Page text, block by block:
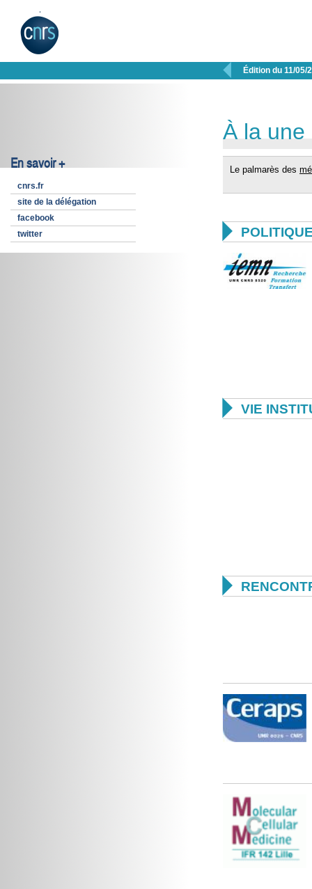
 Édition du 11/05/
En savoir +
cnrs.fr
site de la délégation
facebook
twitter
À la une
Le palmarès des

 VIE
